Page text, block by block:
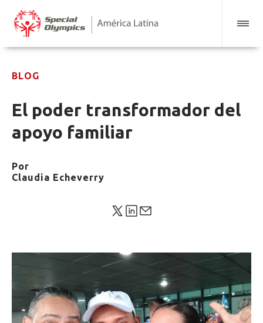
BLOG
El poder transformador del
apoyo familiar
Por
Claudia Echeverry